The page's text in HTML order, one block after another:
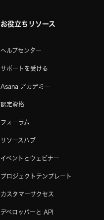
お役立ちリソース
ヘルプセンター
サポートを受ける
Asana アカデミー
認定資格
フォーラム
リソースハブ
イベントとウェビナー
プロジェクトテンプレート
カスタマーサクセス
デベロッパーと API